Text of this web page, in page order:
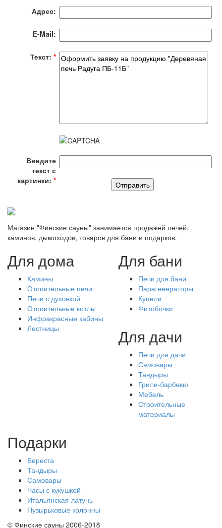
Адрес:
E-Mail:
Текст: *
Введите
текст с
картинки: *
Магазин "Финские сауны" занимается продажей печей,
каминов, дымоходов, товаров для бани и подарков.
Для дома
Камины
Отопительные печи
Печи с духовкой
Отопительные котлы
Инфракрасные кабины
Лестницы
Для бани
Печи для бани
Парагенераторы
Купели
Фитобочки
Для дачи
Печи для дачи
Самовары
Тандыры
Грили-барбекю
Мебель
Строительные
материалы
Подарки
Береста
Тандыры
Самовары
Часы с кукушкой
Итальянская латунь
Пузырьковые колонны
© Финские сауны 2006-2018